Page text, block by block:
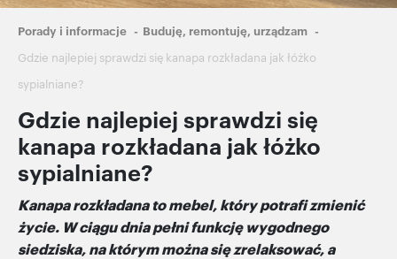
Ścieżka
nawigacyjna
Porady i informacje
Buduję, remontuję, urządzam
Gdzie najlepiej sprawdzi się kanapa rozkładana jak łóżko
sypialniane?
Gdzie najlepiej sprawdzi się
kanapa rozkładana jak łóżko
sypialniane?
Kanapa rozkładana to mebel, który potrafi zmienić
życie. W ciągu dnia pełni funkcję wygodnego
siedziska, na którym można się zrelaksować, a